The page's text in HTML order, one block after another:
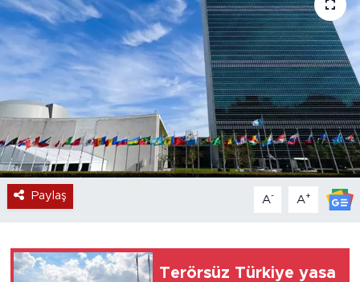
Paylaş A- A+
Terörsüz Türkiye yasa
Politika
Resmi İlanlar
Sağlık
Spor
Turizm